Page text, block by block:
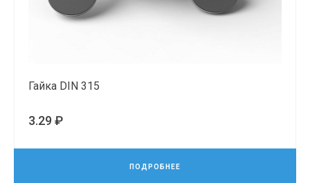
Гайка DIN 315
3.29 ₽
ПОДРОБНЕЕ